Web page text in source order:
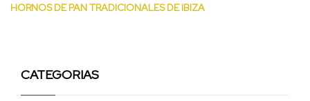
HORNOS DE PAN TRADICIONALES DE IBIZA
CATEGORIAS